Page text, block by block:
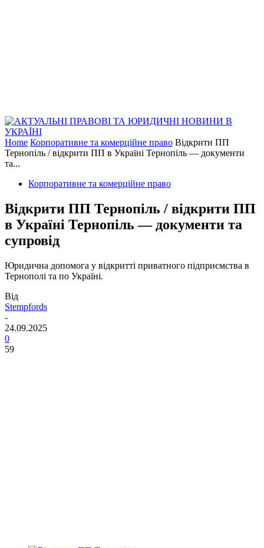
Home Корпоративне та комерційне право Відкрити ПП
Тернопіль / відкрити ПП в Україні Тернопіль — документи
та...
Корпоративне та комерційне право
Відкрити ПП Тернопіль / відкрити ПП
в Україні Тернопіль — документи та
супровід
Юридична допомога у відкритті приватного підприємства в
Тернополі та по Україні.
Від
Stempfords
-
24.09.2025
0
59